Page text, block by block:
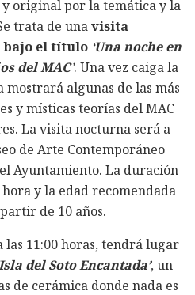
original por la temática y la
trata de unavisita
el título ‘Una noche en
del MAC’. Una vez caiga la
algunas de las más
y místicas teorías del MAC
La visita nocturna será a
de Arte Contemporáneo
Ayuntamiento. La duración
y la edad recomendada
de 10 años.
las 11:00 horas, tendrá lugar
del Soto Encantada’, un
de cerámica donde nada es